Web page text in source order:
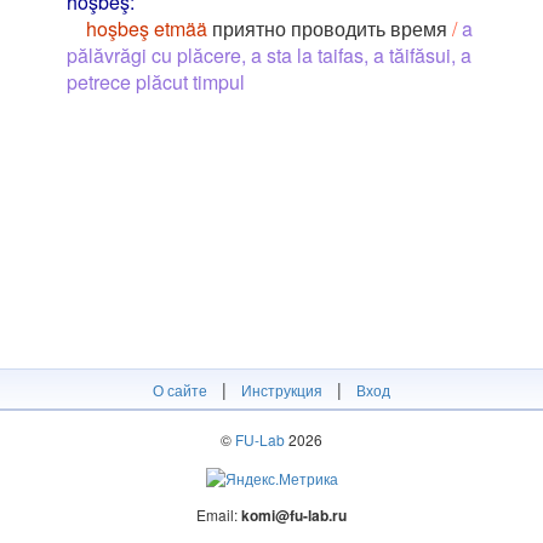
hoşbeş etmää приятно проводить время /a
pălăvrăgi cu plăcere, a sta la taifas, a tăifăsui, a
petrece plăcut timpul
О сайте | Инструкция | Вход
© FU-Lab2026
Email:komi@fu-lab.ru